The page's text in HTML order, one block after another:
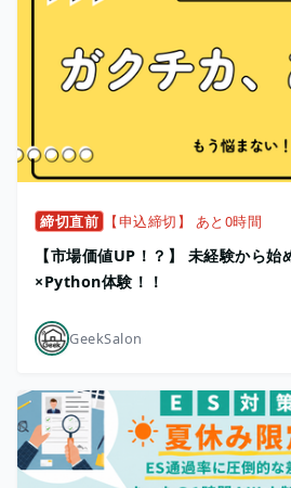
締切直前 【申込締切】 あと0時間
【市場価値UP！？】 未経験から始
×Python体験！！
GeekSalon